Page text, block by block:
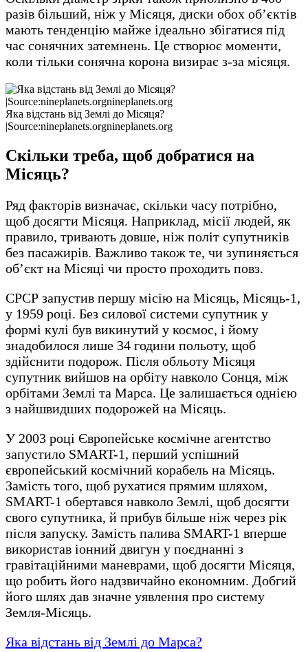
разів більший, ніж у Місяця, диски обох об’єктів
мають тенденцію майже ідеально збігатися під
час сонячних затемнень. Це створює моменти,
коли тільки сонячна корона визирає з-за місяця.
Яка відстань від Землі до Місяця?
|Source:nineplanets.orgnineplanets.org
Скільки треба, щоб добратися на
Місяць?
Ряд факторів визначає, скільки часу потрібно,
щоб досягти Місяця. Наприклад, місії людей, як
правило, тривають довше, ніж політ супутників
без пасажирів. Важливо також те, чи зупиняється
об’єкт на Місяці чи просто проходить повз.
СРСР запустив першу місію на Місяць, Місяць-1,
у 1959 році. Без силової системи супутник у
формі кулі був викинутий у космос, і йому
знадобилося лише 34 години польоту, щоб
здійснити подорож. Після обльоту Місяця
супутник вийшов на орбіту навколо Сонця, між
орбітами Землі та Марса. Це залишається однією
з найшвидших подорожей на Місяць.
У 2003 році Європейське космічне агентство
запустило SMART-1, перший успішний
європейський космічний корабель на Місяць.
Замість того, щоб рухатися прямим шляхом,
SMART-1 обертався навколо Землі, щоб досягти
свого супутника, й прибув більше ніж через рік
після запуску. Замість палива SMART-1 вперше
використав іонний двигун у поєднанні з
гравітаційними маневрами, щоб досягти Місяця,
що робить його надзвичайно економним. Добгий
його шлях дав значне уявлення про систему
Земля-Місяць.
Яка відстань від Землі до Марса?